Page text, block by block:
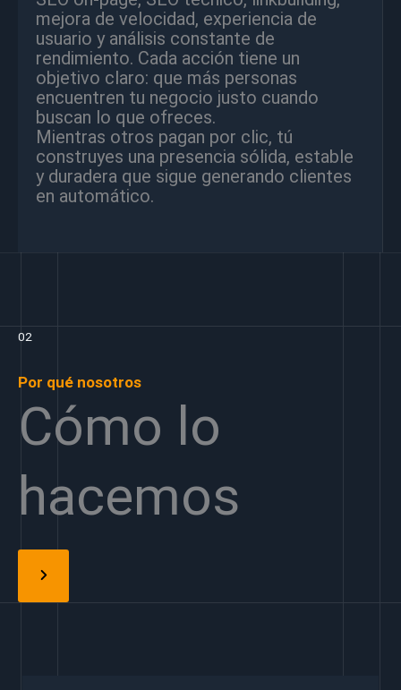
mejora de velocidad, experiencia de
usuario y análisis constante de
rendimiento. Cada acción tiene un
objetivo claro: que más personas
encuentren tu negocio justo cuando
buscan lo que ofreces.
Mientras otros pagan por clic, tú
construyes una presencia sólida, estable
y duradera que sigue generando clientes
en automático.
02
Por qué nosotros
Cómo lo
hacemos